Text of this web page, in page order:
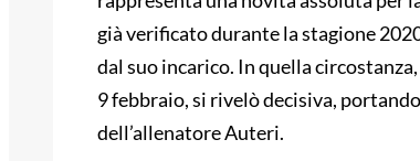
già verificato durante la stagione
dal suo incarico. In quella
9 febbraio, si rivelò decisiva,
dell’allenatore Auteri.